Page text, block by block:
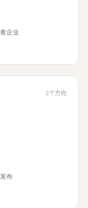
企业
2个方向
布